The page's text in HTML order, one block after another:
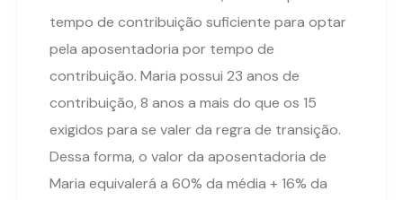
tempo de contribuição suficiente para optar
pela aposentadoria por tempo de
contribuição. Maria possui 23 anos de
contribuição, 8 anos a mais do que os 15
exigidos para se valer da regra de transição.
Dessa forma, o valor da aposentadoria de
Maria equivalerá a 60% da média + 16% da